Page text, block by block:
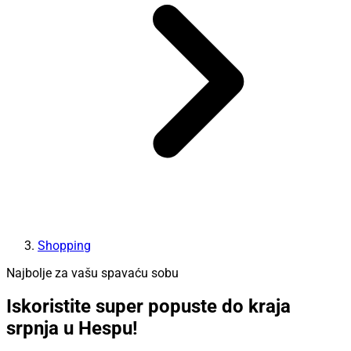
Shopping
Najbolje za vašu spavaću sobu
Iskoristite super popuste do kraja
srpnja u Hespu!